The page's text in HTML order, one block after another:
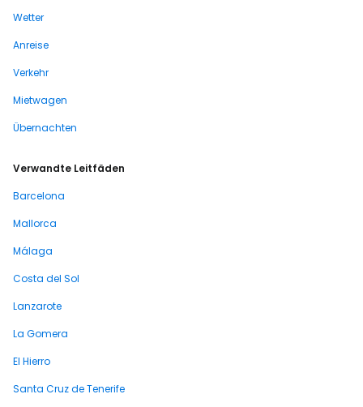
Wetter
Anreise
Verkehr
Mietwagen
Übernachten
Verwandte Leitfäden
Barcelona
Mallorca
Málaga
Costa del Sol
Lanzarote
La Gomera
El Hierro
Santa Cruz de Tenerife